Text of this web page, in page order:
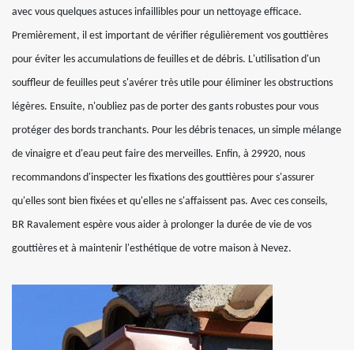
avec vous quelques astuces infaillibles pour un nettoyage efficace.
Premièrement, il est important de vérifier régulièrement vos gouttières
pour éviter les accumulations de feuilles et de débris. L'utilisation d'un
souffleur de feuilles peut s'avérer très utile pour éliminer les obstructions
légères. Ensuite, n'oubliez pas de porter des gants robustes pour vous
protéger des bords tranchants. Pour les débris tenaces, un simple mélange
de vinaigre et d'eau peut faire des merveilles. Enfin, à 29920, nous
recommandons d'inspecter les fixations des gouttières pour s'assurer
qu'elles sont bien fixées et qu'elles ne s'affaissent pas. Avec ces conseils,
BR Ravalement espère vous aider à prolonger la durée de vie de vos
gouttières et à maintenir l'esthétique de votre maison à Nevez.